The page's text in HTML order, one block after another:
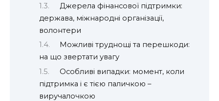
Джерела фінансової підтримки:
держава, міжнародні організації,
волонтери
Можливі труднощі та перешкоди:
на що звертати увагу
Особливі випадки: момент, коли
підтримка і є тією паличкою –
виручалочкою